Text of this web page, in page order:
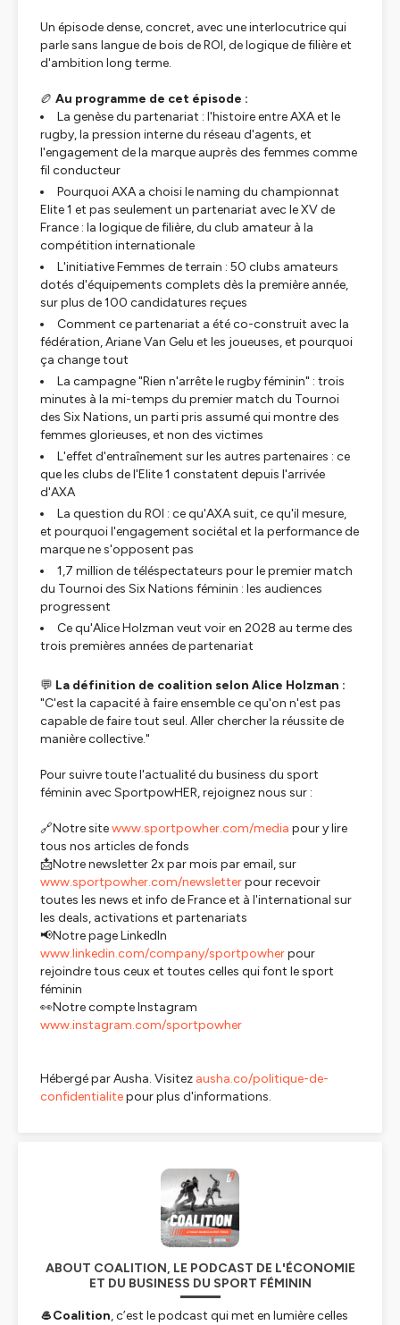
Un épisode dense, concret, avec une interlocutrice qui
parle sans langue de bois de ROI, de logique de filière et
d'ambition long terme.
🏉 Au programme de cet épisode :
La genèse du partenariat : l'histoire entre AXA et le
rugby, la pression interne du réseau d'agents, et
l'engagement de la marque auprès des femmes comme
fil conducteur
Pourquoi AXA a choisi le naming du championnat
Elite 1 et pas seulement un partenariat avec le XV de
France : la logique de filière, du club amateur à la
compétition internationale
L'initiative Femmes de terrain : 50 clubs amateurs
dotés d'équipements complets dès la première année,
sur plus de 100 candidatures reçues
Comment ce partenariat a été co-construit avec la
fédération, Ariane Van Gelu et les joueuses, et pourquoi
ça change tout
La campagne "Rien n'arrête le rugby féminin" : trois
minutes à la mi-temps du premier match du Tournoi
des Six Nations, un parti pris assumé qui montre des
femmes glorieuses, et non des victimes
L'effet d'entraînement sur les autres partenaires : ce
que les clubs de l'Elite 1 constatent depuis l'arrivée
d'AXA
La question du ROI : ce qu'AXA suit, ce qu'il mesure,
et pourquoi l'engagement sociétal et la performance de
marque ne s'opposent pas
1,7 million de téléspectateurs pour le premier match
du Tournoi des Six Nations féminin : les audiences
progressent
Ce qu'Alice Holzman veut voir en 2028 au terme des
trois premières années de partenariat
💬 La définition de coalition selon Alice Holzman :
"C'est la capacité à faire ensemble ce qu'on n'est pas
capable de faire tout seul. Aller chercher la réussite de
manière collective."
Pour suivre toute l'actualité du business du sport
féminin avec SportpowHER, rejoignez nous sur :
🔗Notre sitewww.sportpowher.com/media pour y lire
tous nos articles de fonds
📩Notre newsletter 2x par mois par email, sur
www.sportpowher.com/newsletterpour recevoir
toutes les news et info de France et à l'international sur
les deals, activations et partenariats
📢Notre page LinkedIn
www.linkedin.com/company/sportpowherpour
rejoindre tous ceux et toutes celles qui font le sport
féminin
👀Notre compte Instagram
www.instagram.com/sportpowher
Hébergé par Ausha. Visitez ausha.co/politique-de-
confidentialitepour plus d'informations.
ABOUT COALITION, LE PODCAST DE L'ÉCONOMIE
ET DU BUSINESS DU SPORT FÉMININ
🥌Coalition, c’est le podcast qui met en lumière celles